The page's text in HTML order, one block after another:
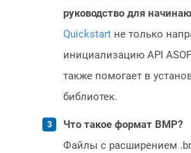
руководство для
Quickstart не только
инициализацию API
также помогает в
библиотек.
Что такое формат BMP?
Файлы с расширением